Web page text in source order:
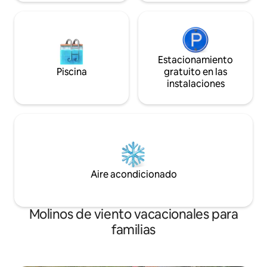
tocador Nuxe Pari • Secador de pelo •
Cajas de seguridad • Punto de afeitar •
Aire acondicionado Sala • Televisión
satelital. • Estación de acoplamiento JBL
acondicionado Servicios • Servicio de
casa, jardinero, etc. • Vino y fruta de
para 4 personas. ** La calefacción de la
30 € al día **
Piscina
Estacionamiento
gratuito en las
instalaciones
Aire acondicionado
Molinos de viento vacacionales para
familias